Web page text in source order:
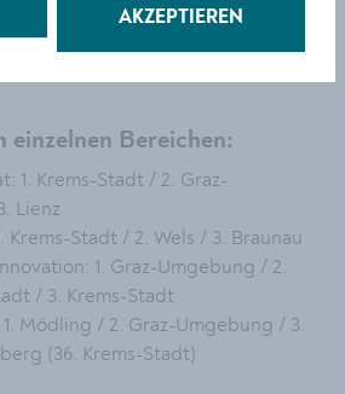
einzelnen Bereichen:
1. Krems-Stadt / 2. Graz-
Lienz
Krems-Stadt / 2. Wels / 3. Braunau
1. Graz-Umgebung / 2.
/ 3. Krems-Stadt
Mödling / 2. Graz-Umgebung / 3.
(36. Krems-Stadt)
AKZEPTIEREN